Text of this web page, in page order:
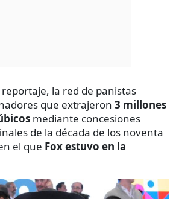
la red de panistas
que extrajeron 3 millones
mediante concesiones
de la década de los noventa
el que Fox estuvo en la